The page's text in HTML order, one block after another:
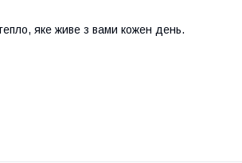
яке живе з вами кожен день.